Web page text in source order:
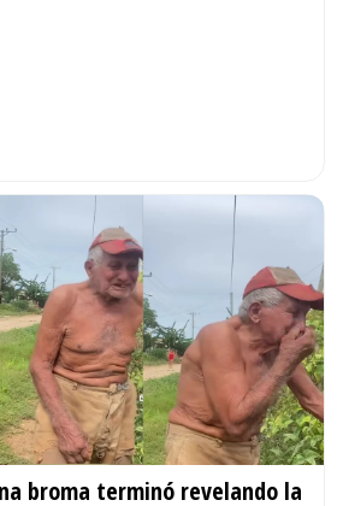
broma terminó revelando la